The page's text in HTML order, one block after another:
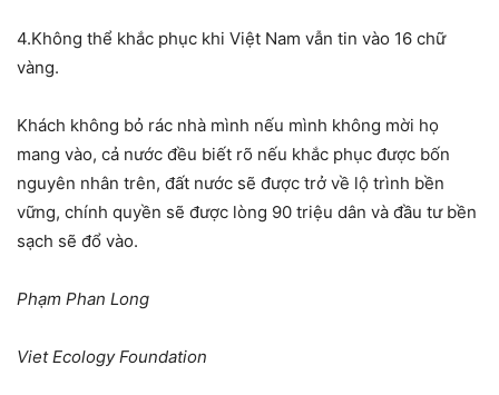
4.Không thể khắc phục khi Việt Nam vẫn tin vào 16 chữ
vàng.
Khách không bỏ rác nhà mình nếu mình không mời họ
mang vào, cả nước đều biết rõ nếu khắc phục được bốn
nguyên nhân trên, đất nước sẽ được trở về lộ trình bền
vững, chính quyền sẽ được lòng 90 triệu dân và đầu tư bền
sạch sẽ đổ vào.
Phạm Phan Long
Viet Ecology Foundation